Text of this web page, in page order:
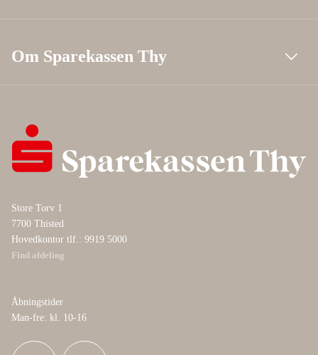
Om Sparekassen Thy
Store Torv 1
7700 Thisted
Hovedkontor tlf.: 9919 5000
Find afdeling
Åbningstider
Man-fre: kl. 10-16